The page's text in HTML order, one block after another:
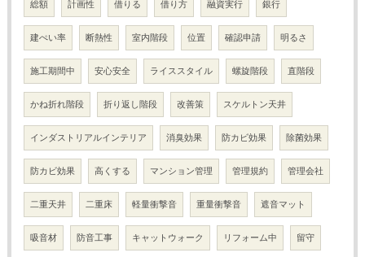
総額 計画性 借りる 借り方 融資実行 銀行
建ぺい率 断熱性 室内階段 位置 確認申請 明るさ
施工期間中 安心安全 ライススタイル 螺旋階段 直階段
かね折れ階段 折り返し階段 改善策 スケルトン天井
インダストリアルインテリア 消臭効果 防カビ効果 除菌効果
防カビ効果 高くする マンション管理 管理規約 管理会社
二重天井 二重床 軽量衝撃音 重量衝撃音 遮音マット
吸音材 防音工事 キャットウォーク リフォーム中 留守